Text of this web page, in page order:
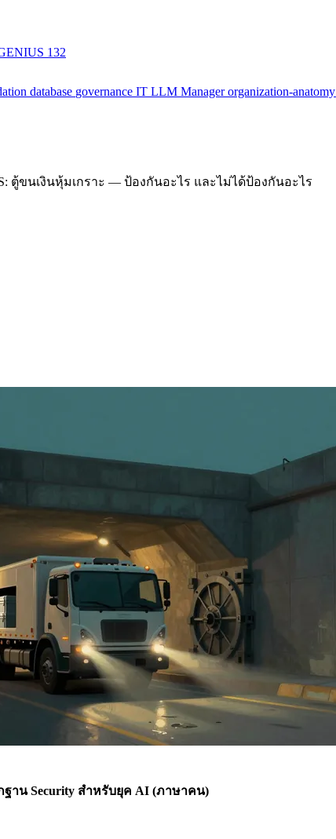
132
database governance IT LLM Managerorganization-anatomy
ตู้ขนเงินหุ้มเกราะ — ป้องกันอะไร และไม่ได้ป้องกันอะไร
ฐาน Security สำหรับยุค AI (ภาษาคน)